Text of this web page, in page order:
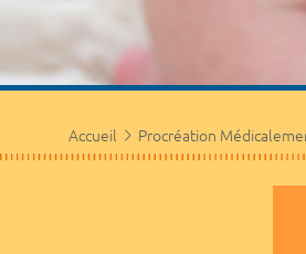
Accueil Procréation